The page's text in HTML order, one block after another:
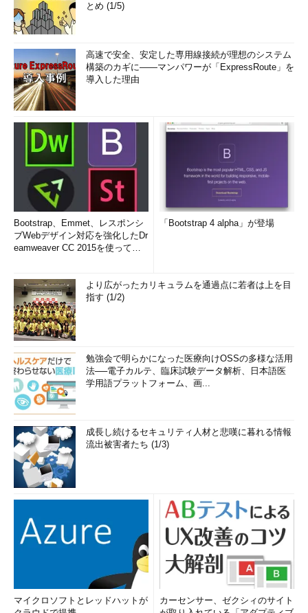
とめ (1/5)
高速で安全、安定した専用線接続が理想のシステム
構築のカギに――マンパワーが「ExpressRoute」を
導入した理由
Bootstrap、Emmet、レスポンシ
ブWebデザイン対応を強化したDr
eamweaver CC 2015を使って
「Bootstrap 4 alpha」が登場
より広がったカリキュラムを通過点に若者は上を目
指す (1/2)
勉強会で明らかになった医療向けOSSの多様な活用
法──電子カルテ、臨床試験データ解析、日本語医
学用語プラットフォーム、画...
成長し続けるセキュリティ人材と悲嘆に暮れる情報
流出被害者たち (1/3)
マイクロソフトとレッドハットが
カーセンサー、ゼクシィのサイト